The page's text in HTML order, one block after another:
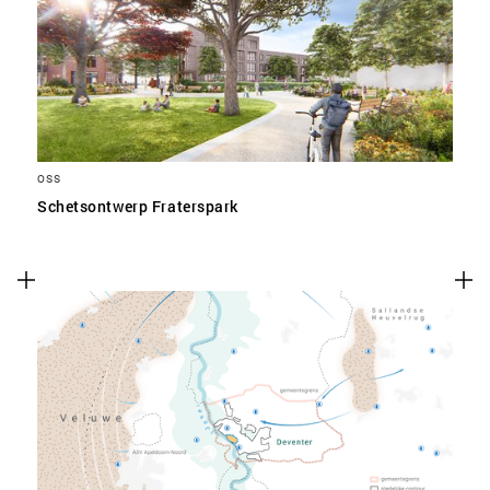
OSS
Schetsontwerp Fraterspark
SLA VOORKEUREN OP